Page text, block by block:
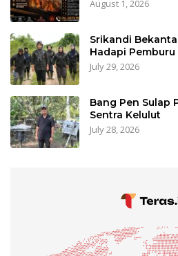
August 1, 2026
Srikandi
Hadapi Pemburu
July 29, 2026
Bang Pen Sulap
Sentra Kelulut
July 28, 2026